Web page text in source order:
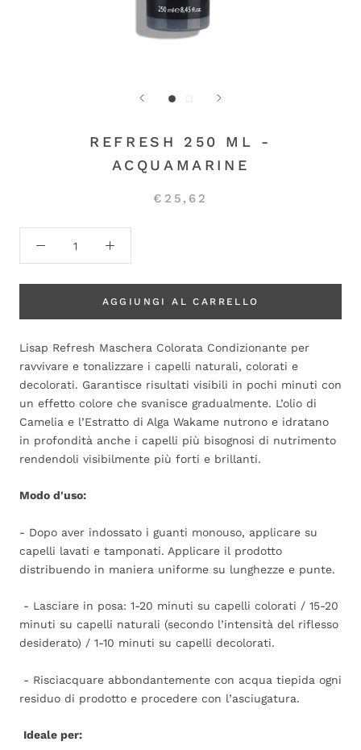
REFRESH 250 ML -
ACQUAMARINE
€25,62
AGGIUNGI AL CARRELLO
Lisap Refresh Maschera Colorata Condizionante per
ravvivare e tonalizzare i capelli naturali, colorati e
decolorati. Garantisce risultati visibili in pochi minuti con
un effetto colore che svanisce gradualmente. L’olio di
Camelia e l’Estratto di Alga Wakame nutrono e idratano
in profondità anche i capelli più bisognosi di nutrimento
rendendoli visibilmente più forti e brillanti.
Modo d'uso:
- Dopo aver indossato i guanti monouso, applicare su
capelli lavati e tamponati. Applicare il prodotto
distribuendo in maniera uniforme su lunghezze e punte.
- Lasciare in posa: 1-20 minuti su capelli colorati / 15-20
minuti su capelli naturali (secondo l’intensità del riflesso
desiderato) / 1-10 minuti su capelli decolorati.
- Risciacquare abbondantemente con acqua tiepida ogni
residuo di prodotto e procedere con l’asciugatura.
Ideale per: